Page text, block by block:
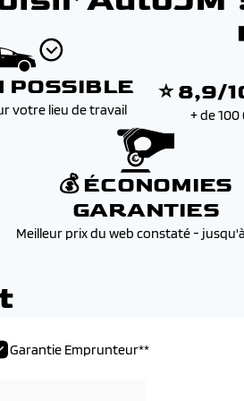
POSSIBLE
votre lieu de travail
⭐ 8,9/
+ de
💰 ÉCONOMIES
GARANTIES
Meilleur prix du web constaté -
Garantie Emprunteur**